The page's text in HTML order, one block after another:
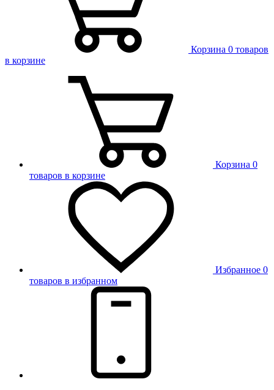
Корзина 0 товаров
в корзине
Корзина 0
товаров в корзине
Избранное 0
товаров в избранном